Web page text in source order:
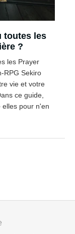
toutes les
?
les Prayer
RPG Sekiro
vie et votre
ce guide,
pour n'en